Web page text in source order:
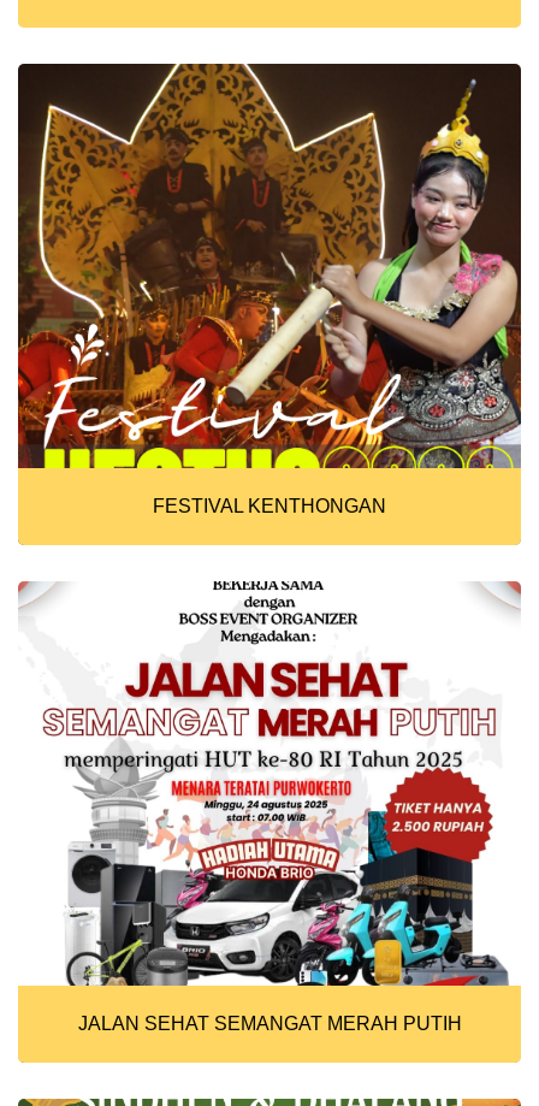
FESTIVAL KENTHONGAN
JALAN SEHAT SEMANGAT MERAH PUTIH